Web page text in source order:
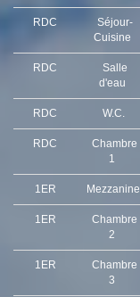
RDC
Séjour-
Cuisine
RDC
Salle
d'eau
RDC W.C.
RDC
Chambre
1
1ER Mezzanine
1ER
Chambre
2
1ER
Chambre
3